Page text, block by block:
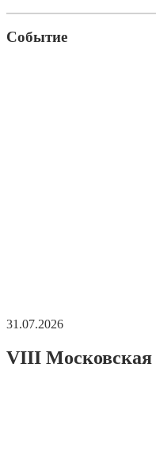
Событие
31.07.2026
VIII Московская